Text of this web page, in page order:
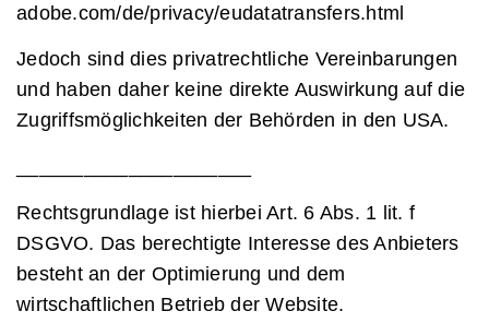
adobe.com/de/privacy/eudatatransfers.html
Jedoch sind dies privatrechtliche Vereinbarungen
und haben daher keine direkte Auswirkung auf die
Zugriffsmöglichkeiten der Behörden in den USA.
Rechtsgrundlage ist hierbei Art. 6 Abs. 1 lit. f
DSGVO. Das berechtigte Interesse des Anbieters
besteht an der Optimierung und dem
wirtschaftlichen Betrieb der Website.